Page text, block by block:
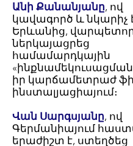
Անի Քանանյանը, ով
կավագործ և նկարիչ
Երևանից,
ներկայացրեց
համամարդկային
«ինքնամեկուսացման
իր կարճամետրաժ
ինստալյացիայում։
Վան Սարգսյանը, ով
Գերմանիայում
երաժիշտ է, ստեղծեց